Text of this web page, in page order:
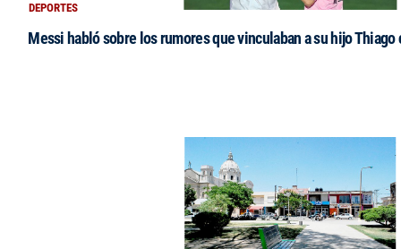
DEPORTES
Messi habló sobre los rumores que vinculaban a su hijo Thiago